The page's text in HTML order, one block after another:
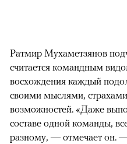
Ратмир Мухаметзянов
считается командным
восхождения каждый
своими мыслями,
возможностей. «Даже
составе одной команды,
разному, — отмечает он. —